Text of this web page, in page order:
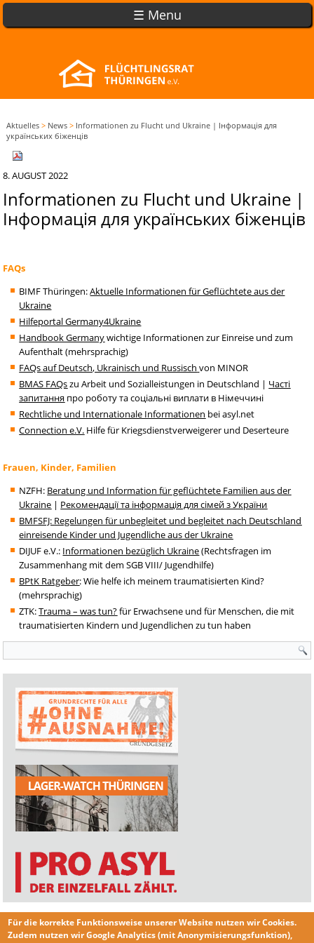
☰ Menu
Aktuelles > News > Informationen zu Flucht und Ukraine | Інформація для
українських біженців
8. AUGUST 2022
Informationen zu Flucht und Ukraine |
Інформація для українських біженців
FAQs
BIMF Thüringen:Aktuelle Informationen für Geflüchtete aus der
Ukraine
Hilfeportal Germany4Ukraine
Handbook Germanywichtige Informationen zur Einreise und zum
Aufenthalt (mehrsprachig)
FAQs auf Deutsch, Ukrainisch und Russisch von MINOR
BMAS FAQszu Arbeit und Sozialleistungen in Deutschland | Часті
запитання про роботу та соціальні виплати в Німеччині
Rechtliche und Internationale Informationen bei asyl.net
Connection e.V. Hilfe für Kriegsdienstverweigerer und Deserteure
Frauen, Kinder, Familien
NZFH: Beratung und Information für geflüchtete Familien aus der
Ukraine | Рекомендації та інформація для сімей з України
BMFSFJ: Regelungen für unbegleitet und begleitet nach Deutschland
einreisende Kinder und Jugendliche aus der Ukraine
DIJUF e.V.: Informationen bezüglich Ukraine(Rechtsfragen im
Zusammenhang mit dem SGB VIII/ Jugendhilfe)
BPtK Ratgeber: Wie helfe ich meinem traumatisierten Kind?
(mehrsprachig)
ZTK:Trauma – was tun?für Erwachsene und für Menschen, die mit
traumatisierten Kindern und Jugendlichen zu tun haben
Suchformular
Für die korrekte Funktionsweise unserer Website nutzen wirCookies.
Zudem nutzen wirGoogle Analytics(mit Anonymisierungsfunktion),